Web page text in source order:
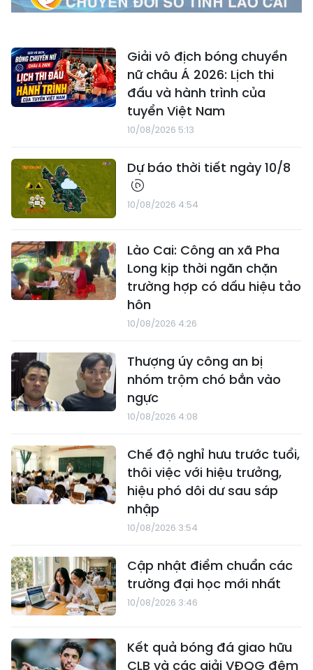
Giải vô địch bóng chuyền
nữ châu Á 2026: Lịch thi
đấu và hành trình của
tuyển Việt Nam
10/08/2026 5:13
Dự báo thời tiết ngày 10/8
10/08/2026 4:54
Lào Cai: Công an xã Pha
Long kịp thời ngăn chặn
trường hợp có dấu hiệu tảo
hôn
10/08/2026 4:26
Thượng úy công an bị
nhóm trộm chó bắn vào
ngực
10/08/2026 4:08
Chế độ nghỉ hưu trước tuổi,
thôi việc với hiệu trưởng,
hiệu phó dôi dư sau sáp
nhập
10/08/2026 3:54
Cập nhật điểm chuẩn các
trường đại học mới nhất
10/08/2026 3:46
Kết quả bóng đá giao hữu
CLB và các giải VĐQG đêm